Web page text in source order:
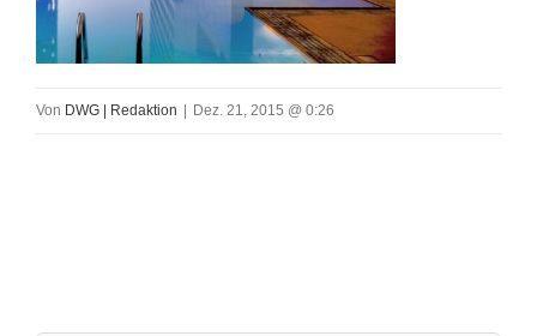
Von DWG | Redaktion Dez. 21, 2015 @ 0:26